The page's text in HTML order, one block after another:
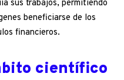
sus trabajos, permitiendo
beneficiarse de los
financieros.
científico